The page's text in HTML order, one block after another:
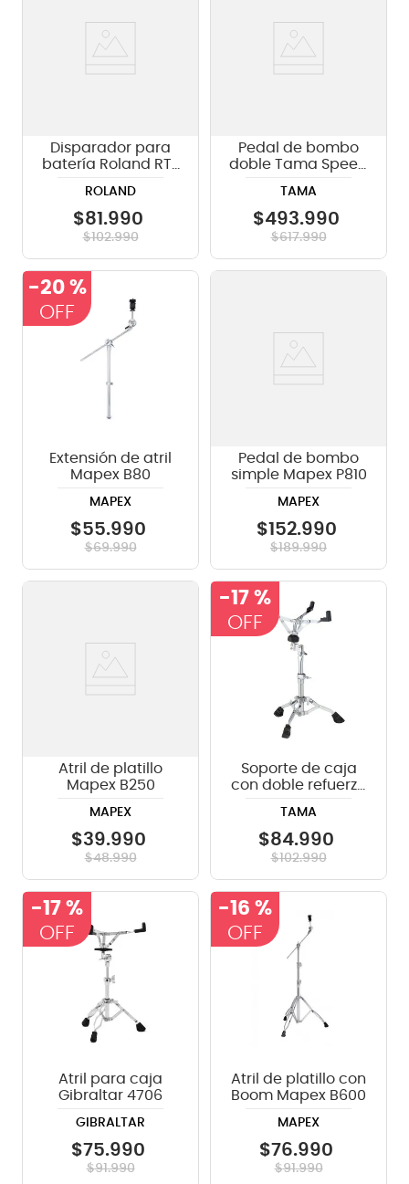
Disparador para
batería Roland RT-
ROLAND
$81 .990
$102.990
Pedal de bombo
doble Tama Speed
incluye case
TAMA
$493.990
$617.990
-20 %
Extensión de atril
Mapex B80
MAPEX
$55.990
$69.990
Pedal de bombo
simple Mapex P810
MAPEX
$152.990
$189.990
Atril de platillo
Mapex B250
MAPEX
$39.990
$48.990
-17 %
Soporte de caja
con doble refuerzo
Master HS40WN
TAMA
$84.990
$102.990
-17 %
Atril para caja
Gibraltar 4706
GIBRALTAR
$75.990
$91.990
-16 %
Atril de platillo con
Boom Mapex B600
MAPEX
$76.990
$91.990